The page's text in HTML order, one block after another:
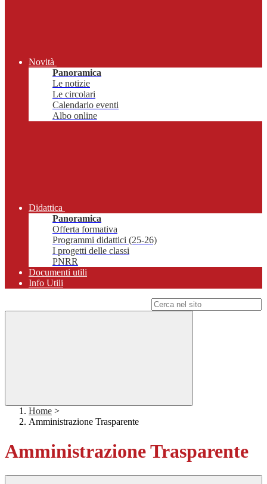
Novità
Panoramica
Le notizie
Le circolari
Calendario eventi
Albo online
Didattica
Panoramica
Offerta formativa
Programmi didattici (25-26)
I progetti delle classi
PNRR
Documenti utili
Info Utili
Home >
Amministrazione Trasparente
Amministrazione Trasparente